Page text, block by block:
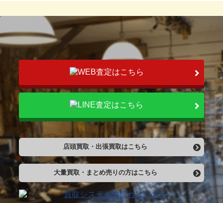
店頭買取・出張買取はこちら
大量買取・まとめ売りの方はこちら